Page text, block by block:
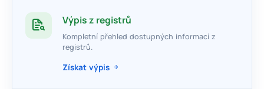
Výpis z registrů
Kompletní přehled dostupných informací z
registrů.
Získat výpis